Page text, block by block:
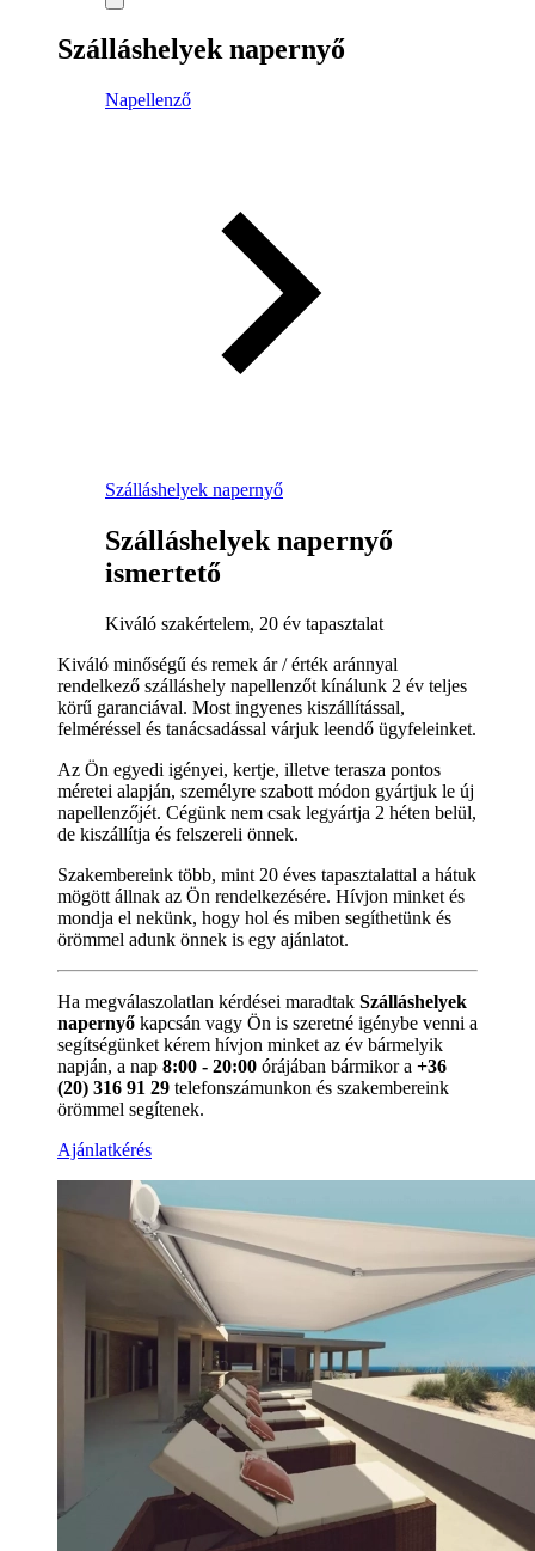
Szálláshelyek napernyő
Napellenző
Szálláshelyek napernyő
Szálláshelyek napernyő
ismertető
Kiváló szakértelem, 20 év tapasztalat
Kiváló minőségű és remek ár / érték aránnyal
rendelkező szálláshely napellenzőt kínálunk 2 év teljes
körű garanciával. Most ingyenes kiszállítással,
felméréssel és tanácsadással várjuk leendő ügyfeleinket.
Az Ön egyedi igényei, kertje, illetve terasza pontos
méretei alapján, személyre szabott módon gyártjuk le új
napellenzőjét. Cégünk nem csak legyártja 2 héten belül,
de kiszállítja és felszereli önnek.
Szakembereink több, mint 20 éves tapasztalattal a hátuk
mögött állnak az Ön rendelkezésére. Hívjon minket és
mondja el nekünk, hogy hol és miben segíthetünk és
örömmel adunk önnek is egy ajánlatot.
Ha megválaszolatlan kérdései maradtak Szálláshelyek
napernyő kapcsán vagy Ön is szeretné igénybe venni a
segítségünket kérem hívjon minket az év bármelyik
napján, a nap 8:00 - 20:00 órájában bármikor a +36
(20) 316 91 29 telefonszámunkon és szakembereink
örömmel segítenek.
Ajánlatkérés